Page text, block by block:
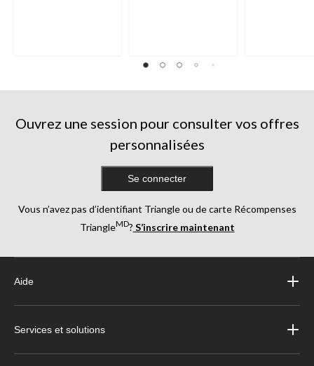
Ouvrez une session pour consulter vos offres
personnalisées
Se connecter
Vous n’avez pas d’identifiant Triangle ou de carte Récompenses
TriangleMD? S’inscrire maintenant
Aide
Services et solutions